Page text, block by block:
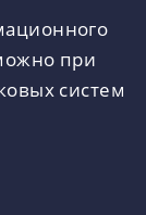
при
систем